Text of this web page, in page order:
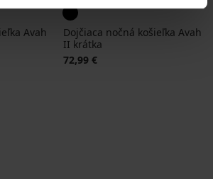
Avah
Dojčiaca nočná košieľka Avah
II krátka
72,99 €